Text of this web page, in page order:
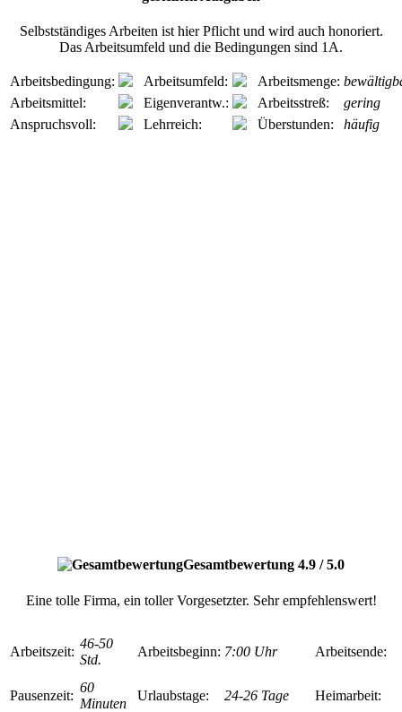
Selbstständiges Arbeiten ist hier Pflicht und wird auch honoriert.
Das Arbeitsumfeld und die Bedingungen sind 1A.
Arbeitsbedingung: Arbeitsumfeld: Arbeitsmenge:
Arbeitsmittel:
Eigenverantw.: Arbeitsstreß:
gering
Anspruchsvoll:
Lehrreich: Überstunden: häufig
Gesamtbewertung 4.9 / 5.0
Eine tolle Firma, ein toller Vorgesetzter. Sehr empfehlenswert!
Arbeitszeit:
46-50
Std.
Arbeitsbeginn: 7:00 Uhr Arbeitsende:
Pausenzeit:
60
Minuten
Urlaubstage: 24-26 Tage
Heimarbeit: